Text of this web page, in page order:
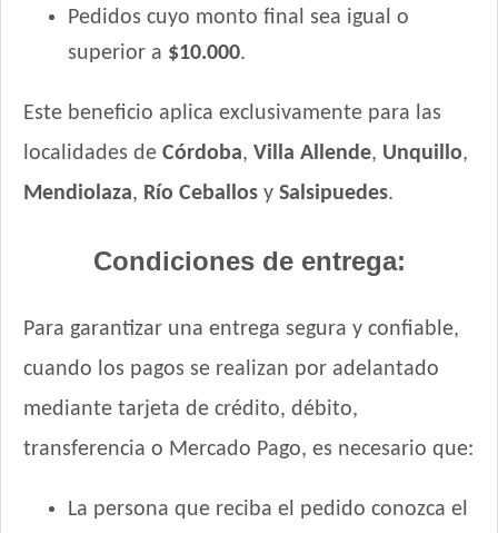
Pedidos cuyo monto final sea igual o
superior a $10.000.
Este beneficio aplica exclusivamente para las
localidades de Córdoba, Villa Allende, Unquillo,
Mendiolaza, Río Ceballos y Salsipuedes.
Condiciones de entrega:
Para garantizar una entrega segura y confiable,
cuando los pagos se realizan por adelantado
mediante tarjeta de crédito, débito,
transferencia o Mercado Pago, es necesario que:
La persona que reciba el pedido conozca el